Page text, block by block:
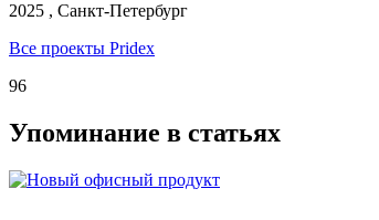
2025 , Санкт-Петербург
Все проекты Pridex
96
Упоминание в статьях